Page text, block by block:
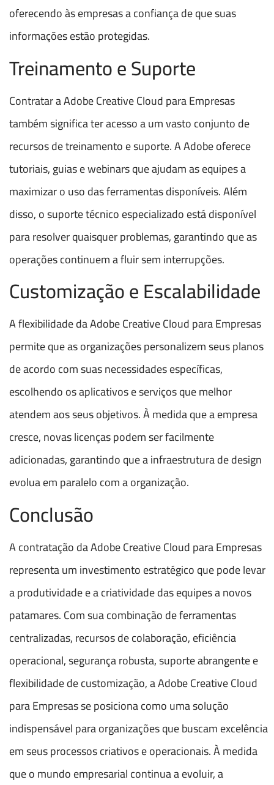
oferecendo às empresas a confiança de que suas
informações estão protegidas.
Treinamento e Suporte
Contratar a Adobe Creative Cloud para Empresas
também significa ter acesso a um vasto conjunto de
recursos de treinamento e suporte. A Adobe oferece
tutoriais, guias e webinars que ajudam as equipes a
maximizar o uso das ferramentas disponíveis. Além
disso, o suporte técnico especializado está disponível
para resolver quaisquer problemas, garantindo que as
operações continuem a fluir sem interrupções.
Customização e Escalabilidade
A flexibilidade da Adobe Creative Cloud para Empresas
permite que as organizações personalizem seus planos
de acordo com suas necessidades específicas,
escolhendo os aplicativos e serviços que melhor
atendem aos seus objetivos. À medida que a empresa
cresce, novas licenças podem ser facilmente
adicionadas, garantindo que a infraestrutura de design
evolua em paralelo com a organização.
Conclusão
A contratação da Adobe Creative Cloud para Empresas
representa um investimento estratégico que pode levar
a produtividade e a criatividade das equipes a novos
patamares. Com sua combinação de ferramentas
centralizadas, recursos de colaboração, eficiência
operacional, segurança robusta, suporte abrangente e
flexibilidade de customização, a Adobe Creative Cloud
para Empresas se posiciona como uma solução
indispensável para organizações que buscam excelência
em seus processos criativos e operacionais. À medida
que o mundo empresarial continua a evoluir, a